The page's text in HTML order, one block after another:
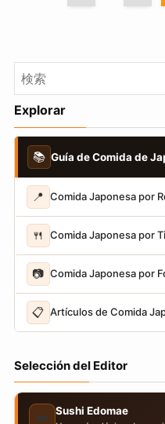
Explorar
📚 Guía de Comida de
📍 Comida Japonesa por
🍴 Comida Japonesa por
📷 Comida Japonesa por
📋 Artículos de Comida
Selección del Editor
🍣 Sushi Edomae